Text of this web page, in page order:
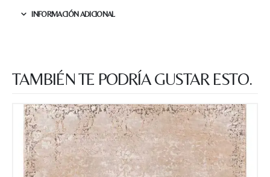
INFORMACIÓN ADICIONAL
TAMBIÉN TE PODRÍA GUSTAR ESTO.
Acuerdo RGPD *
esta web almacene la
información que envío para que
puedan responder a mi petición.
Recibir mi oferta